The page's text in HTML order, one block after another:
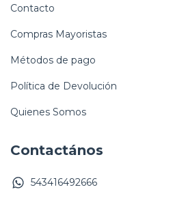
Contacto
Compras Mayoristas
Métodos de pago
Política de Devolución
Quienes Somos
Contactános
543416492666